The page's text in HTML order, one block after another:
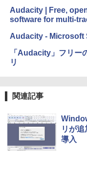
イ
売)
レ
整
き
Audacity | Free,
software for multi-
Audacity - Microsoft
「Audacity」フリー
リ
関連記事
リが
導入